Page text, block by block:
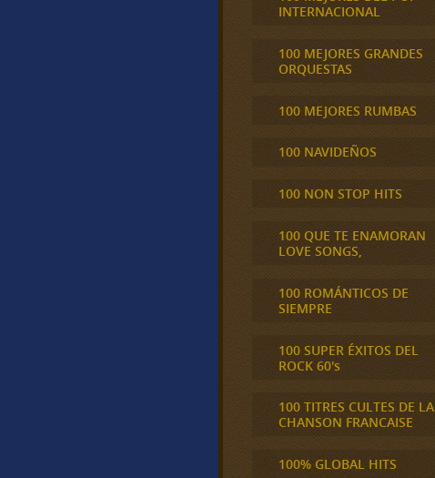
INTERNACIONAL
100 MEJORES GRANDES
ORQUESTAS
100 MEJORES RUMBAS
100 NAVIDEÑOS
100 NON STOP HITS
100 QUE TE ENAMORAN
LOVE SONGS,
100 ROMÁNTICOS DE
SIEMPRE
100 SUPER ÉXITOS DEL
ROCK 60's
100 TITRES CULTES DE LA
CHANSON FRANCAISE
100% GLOBAL HITS